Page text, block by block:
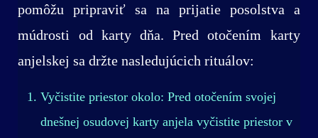
pomôžu pripraviť sa na prijatie posolstva a
múdrosti od karty dňa. Pred otočením karty
anjelskej sa držte nasledujúcich rituálov:
Vyčistite priestor okolo: Pred otočením svojej
dnešnej osudovej karty anjela vyčistite priestor v